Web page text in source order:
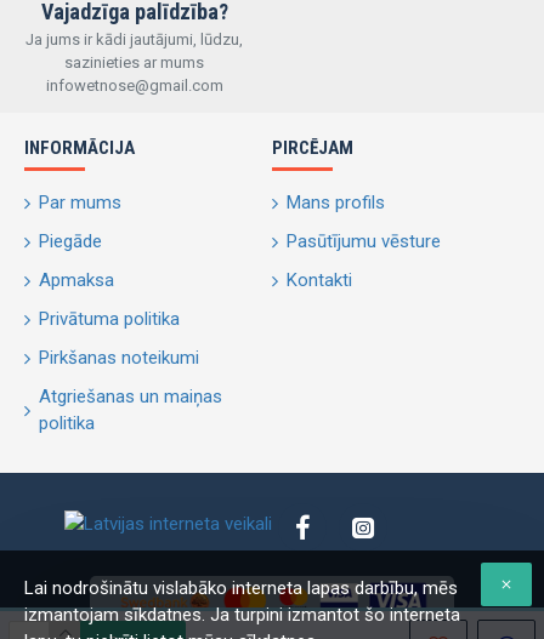
Vajadzīga palīdzība?
Ja jums ir kādi jautājumi, lūdzu,
sazinieties ar mums
infowetnose@gmail.com
INFORMĀCIJA
Par mums
Piegāde
Apmaksa
Privātuma politika
Pirkšanas noteikumi
Atgriešanas un maiņas
politika
PIRCĒJAM
Mans profils
Pasūtījumu vēsture
Kontakti
Lai nodrošinātu vislabāko interneta lapas darbību, mēs
izmantojam sīkdatnes. Ja turpini izmantot šo interneta